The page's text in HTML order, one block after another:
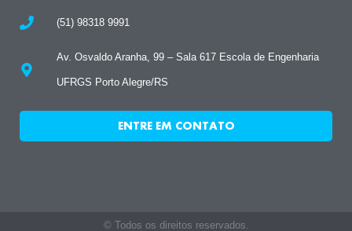
(51) 98318 9991
Av. Osvaldo Aranha, 99 – Sala 617 Escola de Engenharia
UFRGS Porto Alegre/RS
ENTRE EM CONTATO
© Todos os direitos reservados.